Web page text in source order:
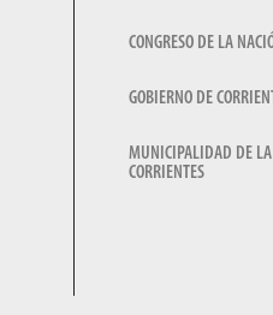
CONGRESO DE LA
GOBIERNO DE
MUNICIPALIDAD DE
CORRIENTES